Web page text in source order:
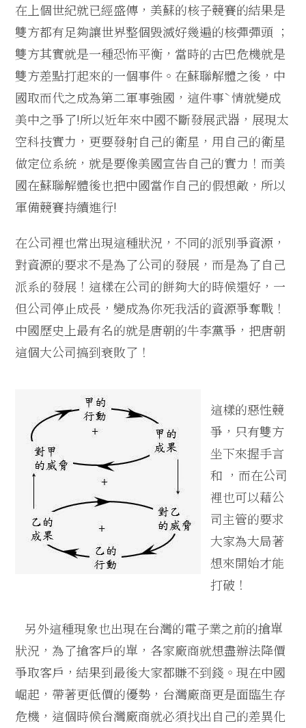
在上個世紀就已經盛傳，美蘇的核子競賽的結果是
雙方都有足夠讓世界整個毀滅好幾遍的核彈彈頭 ；
雙方其實就是一種恐怖平衡，當時的古巴危機就是
雙方差點打起來的一個事件。 在蘇聯解體之後，中
國取而代之成為第二軍事強國，這件事ˋ情就變成
美中之爭了!所以近年來中國不斷發展武器，展現太
空科技實力，更要發射自己的衛星，用自己的衛星
做定位系統，就是要像美國宣告自己的實力！而美
國在蘇聯解體後也把中國當作自己的假想敵，所以
軍備競賽持續進行!
在公司裡也常出現這種狀況，不同的派別爭資源，
對資源的要求不是為了公司的發展，而是為了自己
派系的發展！這樣在公司的餅夠大的時候還好，一
但公司停止成長，變成為你死我活的資源爭奪戰！
中國歷史上最有名的就是唐朝的牛李黨爭，把唐朝
這個大公司搞到衰敗了 ！
這樣的惡性競
爭，只有雙方
坐下來握手言
和 ，而在公司
裡也可以藉公
司主管的要求
大家為大局著
想來開始才能
打破！
另外這種現象也出現在台灣的電子業之前的搶單
狀況，為了搶客戶的單，各家廠商就想盡辦法降價
爭取客戶，結果到最後大家都賺不到錢。現在中國
崛起，帶著更低價的優勢，台灣廠商更是面臨生存
危機，這個時候台灣廠商就必須找出自己的差異化